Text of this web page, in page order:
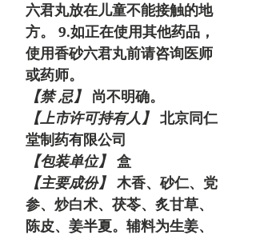
六君丸放在儿童不能接触的地
方。 9.如正在使用其他药品，
使用香砂六君丸前请咨询医师
或药师。
【禁 忌】 尚不明确。
【上市许可持有人】 北京同仁
堂制药有限公司
【包装单位】 盒
【主要成份】 木香、砂仁、党
参、炒白术、茯苓、炙甘草、
陈皮、姜半夏。辅料为生姜、